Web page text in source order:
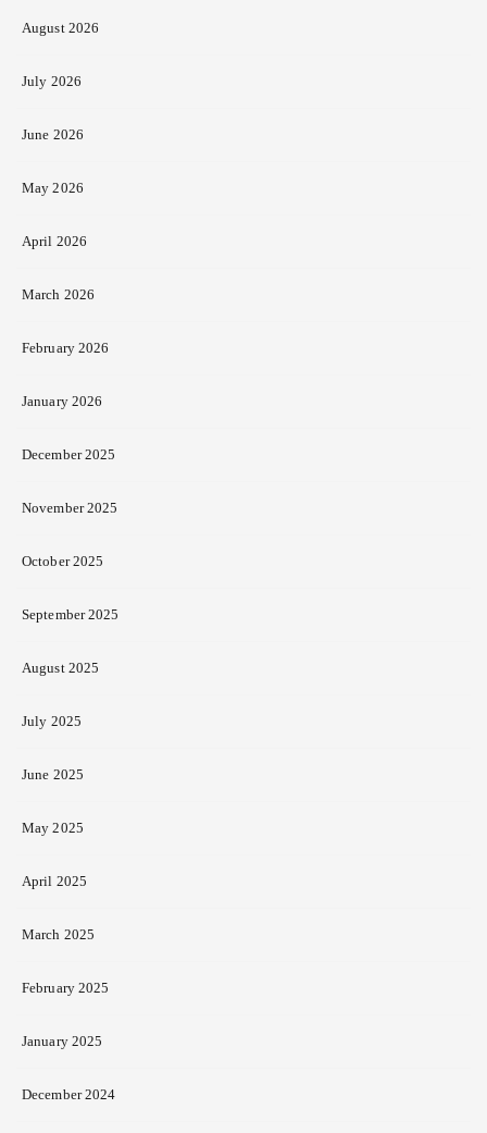
August 2026
July 2026
June 2026
May 2026
April 2026
March 2026
February 2026
January 2026
December 2025
November 2025
October 2025
September 2025
August 2025
July 2025
June 2025
May 2025
April 2025
March 2025
February 2025
January 2025
December 2024